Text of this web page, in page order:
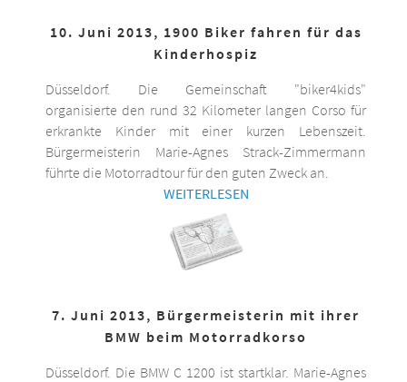
10. Juni 2013, 1900 Biker fahren für das
Kinderhospiz
Düsseldorf. Die Gemeinschaft "biker4kids"
organisierte den rund 32 Kilometer langen Corso für
erkrankte Kinder mit einer kurzen Lebenszeit.
Bürgermeisterin Marie-Agnes Strack-Zimmermann
führte die Motorradtour für den guten Zweck an.
WEITERLESEN
7. Juni 2013, Bürgermeisterin mit ihrer
BMW beim Motorradkorso
Düsseldorf. Die BMW C 1200 ist startklar. Marie-Agnes